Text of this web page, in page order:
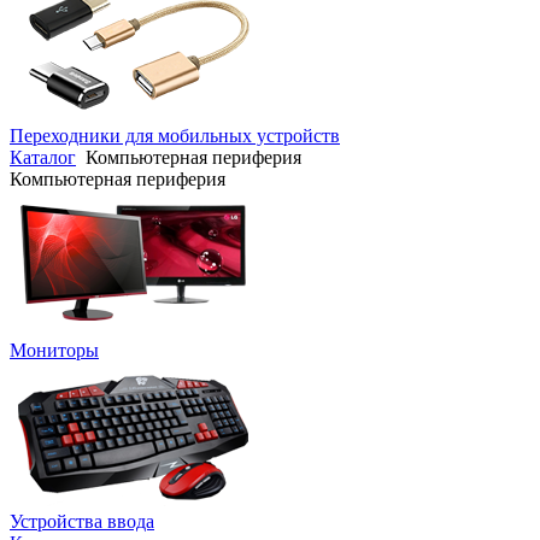
Переходники для мобильных устройств
Каталог Компьютерная периферия
Компьютерная периферия
Мониторы
Устройства ввода